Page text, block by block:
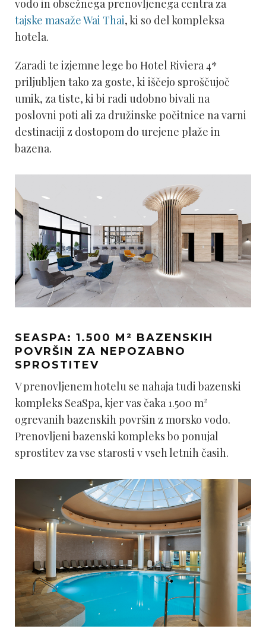
vodo in obsežnega prenovljenega centra za
tajske masaže Wai Thai, ki so del kompleksa
hotela.
Zaradi te izjemne lege bo Hotel Riviera 4*
priljubljen tako za goste, ki iščejo sproščujoč
umik, za tiste, ki bi radi udobno bivali na
poslovni poti ali za družinske počitnice na varni
destinaciji z dostopom do urejene plaže in
bazena.
SEASPA: 1.500 M² BAZENSKIH
POVRŠIN ZA NEPOZABNO
SPROSTITEV
V prenovljenem hotelu se nahaja tudi bazenski
kompleks SeaSpa, kjer vas čaka 1.500 m²
ogrevanih bazenskih površin z morsko vodo.
Prenovljeni bazenski kompleks bo ponujal
sprostitev za vse starosti v vseh letnih časih.